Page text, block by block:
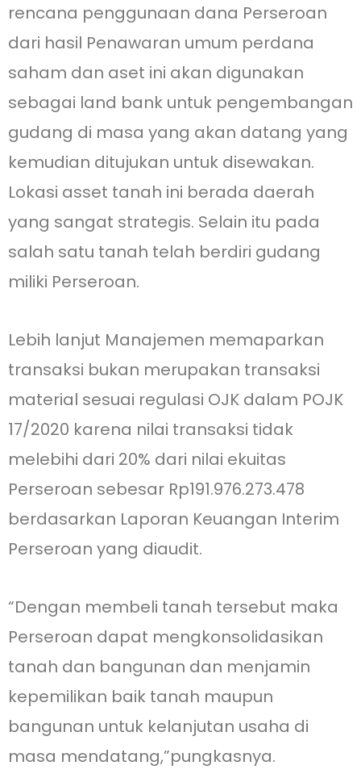
rencana penggunaan dana Perseroan
dari hasil Penawaran umum perdana
saham dan aset ini akan digunakan
sebagai land bank untuk pengembangan
gudang di masa yang akan datang yang
kemudian ditujukan untuk disewakan.
Lokasi asset tanah ini berada daerah
yang sangat strategis. Selain itu pada
salah satu tanah telah berdiri gudang
miliki Perseroan.
Lebih lanjut Manajemen memaparkan
transaksi bukan merupakan transaksi
material sesuai regulasi OJK dalam POJK
17/2020 karena nilai transaksi tidak
melebihi dari 20% dari nilai ekuitas
Perseroan sebesar Rp191.976.273.478
berdasarkan Laporan Keuangan Interim
Perseroan yang diaudit.
“Dengan membeli tanah tersebut maka
Perseroan dapat mengkonsolidasikan
tanah dan bangunan dan menjamin
kepemilikan baik tanah maupun
bangunan untuk kelanjutan usaha di
masa mendatang,”pungkasnya.